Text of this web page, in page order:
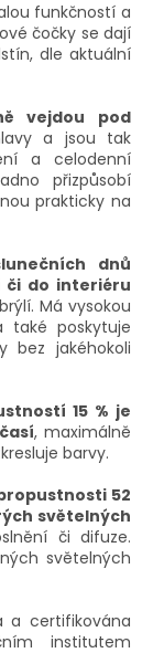
funkčností a
čočky se dají
dle aktuální
vejdou pod
a jsou tak
a celodenní
přizpůsobí
prakticky na
dnů
či do interiéru
Má vysokou
poskytuje
bez jakéhokoli
15 % je
, maximálně
barvy.
52
světelných
či difuze.
světelných
a certifikována
institutem